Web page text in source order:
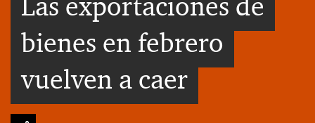
bienes en febrero
vuelven a caer